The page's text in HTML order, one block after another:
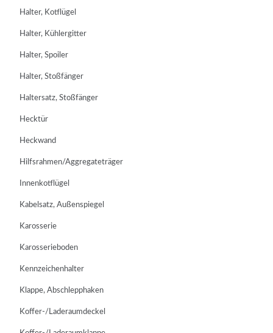
Halter, Kotflügel
Halter, Kühlergitter
Halter, Spoiler
Halter, Stoßfänger
Haltersatz, Stoßfänger
Hecktür
Heckwand
Hilfsrahmen/Aggregateträger
Innenkotflügel
Kabelsatz, Außenspiegel
Karosserie
Karosserieboden
Kennzeichenhalter
Klappe, Abschlepphaken
Koffer-/Laderaumdeckel